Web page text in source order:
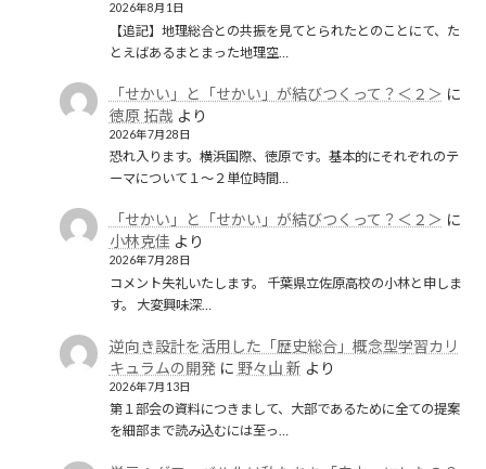
2026年8月1日
【追記】地理総合との共振を見てとられたとのことにて、た
とえばあるまとまった地理空…
「せかい」と「せかい」が結びつくって？＜２＞ に
徳原 拓哉 より
2026年7月28日
恐れ入ります。横浜国際、徳原です。基本的にそれぞれのテ
ーマについて１〜２単位時間…
「せかい」と「せかい」が結びつくって？＜２＞ に
小林克佳 より
2026年7月28日
コメント失礼いたします。 千葉県立佐原高校の小林と申しま
す。 大変興味深…
逆向き設計を活用した「歴史総合」概念型学習カリ
キュラムの開発に 野々山 新 より
2026年7月13日
第１部会の資料につきまして、大部であるために全ての提案
を細部まで読み込むには至っ…